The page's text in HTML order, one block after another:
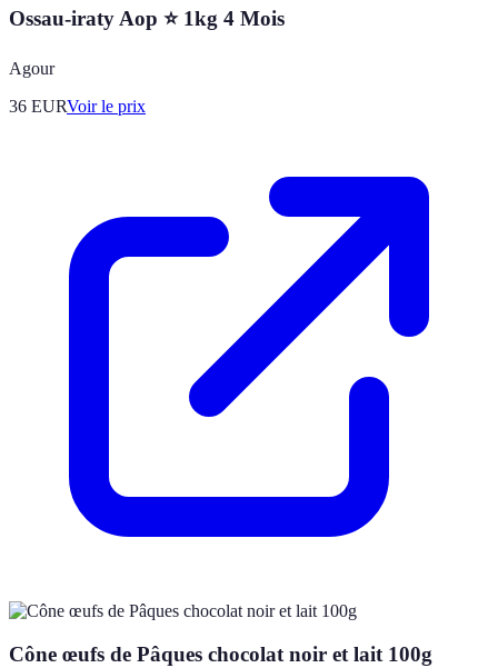
Ossau-iraty Aop ⭐ 1kg 4 Mois
Agour
36 EURVoir le prix
Cône œufs de Pâques chocolat noir et lait 100g